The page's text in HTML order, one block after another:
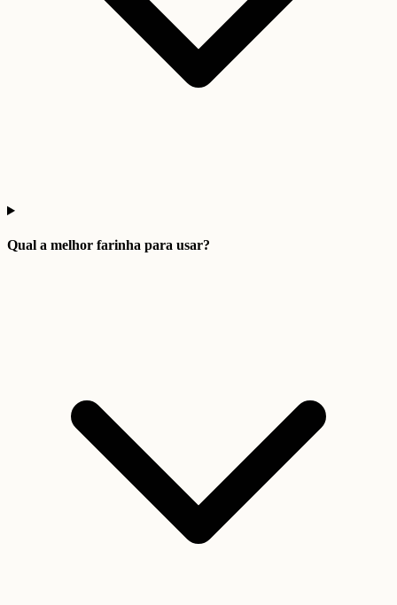
Qual a melhor farinha para usar?